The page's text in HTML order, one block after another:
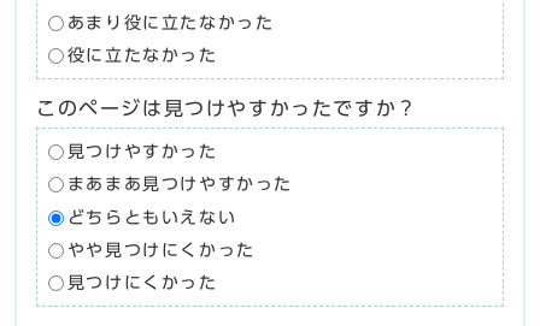
あまり役に立たなかった
役に立たなかった
このページは見つけやすかったですか？
見つけやすかった
まあまあ見つけやすかった
どちらともいえない
やや見つけにくかった
見つけにくかった